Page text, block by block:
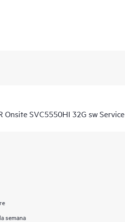
SVC5550HI 32G sw Service
semana